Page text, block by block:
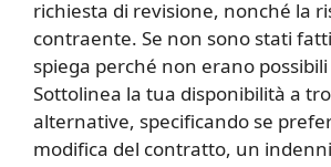
richiesta di revisione, nonché la
contraente. Se non sono stati
spiega perché non erano
Sottolinea la tua disponibilità a
alternative, specificando se
modifica del contratto, un